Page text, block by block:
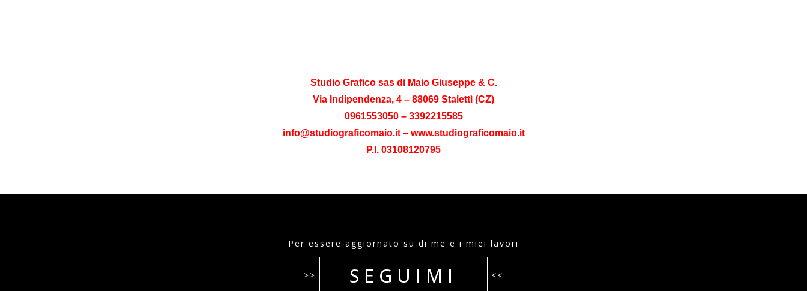
Studio Grafico sas di Maio Giuseppe & C.
Via Indipendenza, 4 – 88069 Stalettì (CZ)
0961553050 – 3392215585
info@studiograficomaio.it – www.studiograficomaio.it
P.I. 03108120795
Per essere aggiornato su di me e i miei lavori
>> SEGUIMI <<